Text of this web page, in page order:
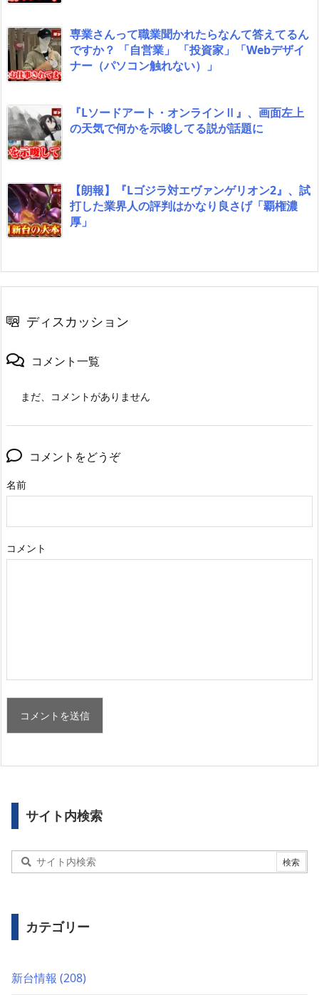
専業さんって職業聞かれたらなんて答えてるん
ですか？ 「自営業」 「投資家」「Webデザイ
ナー（パソコン触れない）」
『Lソードアート・オンラインⅡ』、画面左上
の天気で何かを示唆してる説が話題に
【朗報】『Lゴジラ対エヴァンゲリオン2』、試
打した業界人の評判はかなり良さげ「覇権濃
厚」
ディスカッション
コメント一覧
まだ、コメントがありません
コメントをどうぞ
名前
コメント
サイト内検索
カテゴリー
新台情報 (208)